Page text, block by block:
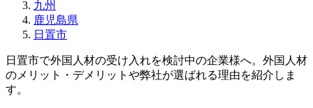
九州
鹿児島県
日置市
日置市で外国人材の受け入れを検討中の企業様へ。外国人材
のメリット・デメリットや弊社が選ばれる理由を紹介しま
す。